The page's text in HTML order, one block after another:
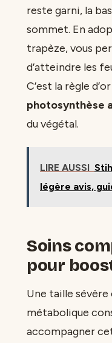
reste garni, la
sommet. En
trapèze, vous
d’atteindre les
C’est la règle
photosynthèse
du végétal.
LIRE AUSSI
légère avis,
Soins
pour
Une taille
métabolique
accompagner